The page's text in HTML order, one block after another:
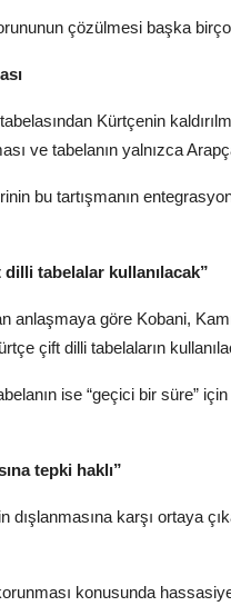
çözülmesi başka
Kürtçenin
ve tabelanın yalnızca
bu tartışmanın
tabelalar kullanılacak”
anlaşmaya göre Kobani,
çift dilli tabelaların
ise “geçici bir süre”
tepki haklı”
dışlanmasına karşı ortaya
konusunda